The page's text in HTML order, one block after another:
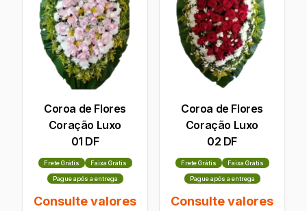
Coroa de Flores
Coração Luxo
01 DF
Frete Grátis Faixa Grátis
Pague após a entrega
Consulte valores
Coroa de Flores
Coração Luxo
02 DF
Frete Grátis Faixa Grátis
Pague após a entrega
Consulte valores